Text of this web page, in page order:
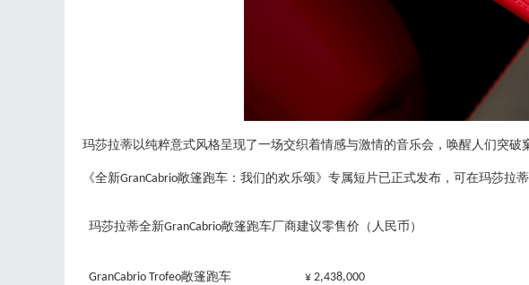
玛莎拉蒂以纯粹意式风格呈现了一场交织着情感与激情的音乐会，唤醒人们突破
《全新GranCabrio敞篷跑车：我们的欢乐颂》专属短片已正式发布，可在玛莎拉蒂
玛莎拉蒂全新GranCabrio敞篷跑车厂商建议零售价（人民币）
GranCabrio Trofeo敞篷跑车 ¥ 2,438,000